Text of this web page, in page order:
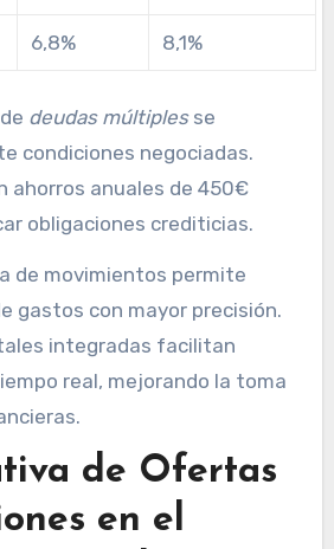
6,8% 8,1%
deudas múltiplesse
condiciones negociadas.
ahorros anuales de 450€
obligaciones crediticias.
de movimientos permite
gastos con mayor precisión.
integradas facilitan
real, mejorando la toma
de Ofertas
en el